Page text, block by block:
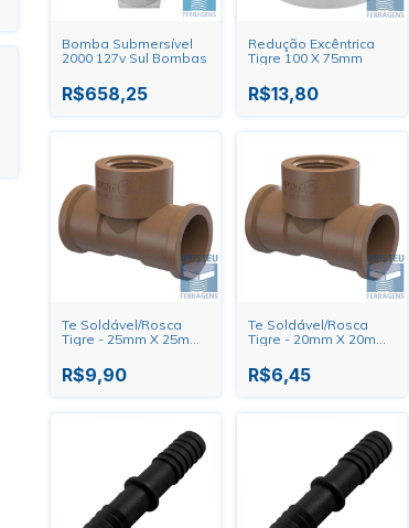
Bomba Submersível
2000 127v Sul Bombas
R$658,25
Redução Excêntrica
Tigre 100 X 75mm
R$13,80
Te Soldável/Rosca
Tigre - 25mm X 25mm
R$9,90
Te Soldável/Rosca
Tigre - 20mm X 20mm
R$6,45